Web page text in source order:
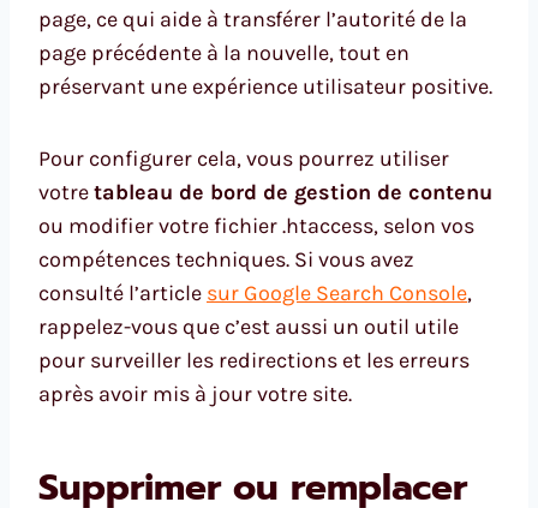
page, ce qui aide à transférer l’autorité de la
page précédente à la nouvelle, tout en
préservant une expérience utilisateur positive.
Pour configurer cela, vous pourrez utiliser
votretableau de bord de gestion de contenu
ou modifier votre fichier .htaccess, selon vos
compétences techniques. Si vous avez
consulté l’article sur Google Search Console,
rappelez-vous que c’est aussi un outil utile
pour surveiller les redirections et les erreurs
après avoir mis à jour votre site.
Supprimer ou remplacer